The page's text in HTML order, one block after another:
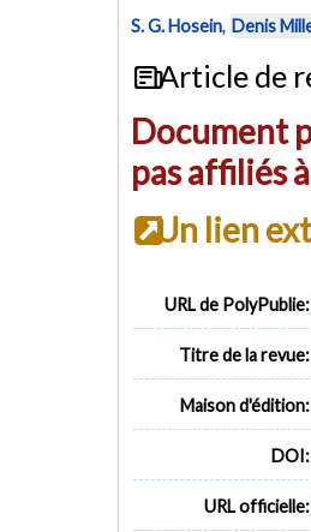
S. G. Hosein, Denis
Article de
Document
pas affiliés
Un lien
URL de PolyPublie:
Titre de la revue:
Maison d'édition:
DOI:
URL officielle: